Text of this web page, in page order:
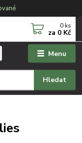
Menu
Hledat
0 ks
za 0 Kč